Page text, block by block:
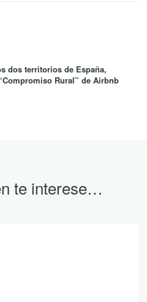
dos territorios de España,
Rural” de Airbnb
te interese…